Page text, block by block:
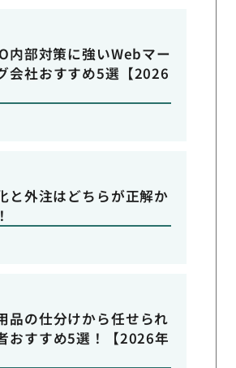
内部対策に強いWebマー
会社おすすめ5選【2026
と外注はどちらが正解か
品の仕分けから任せられ
おすすめ5選！【2026年